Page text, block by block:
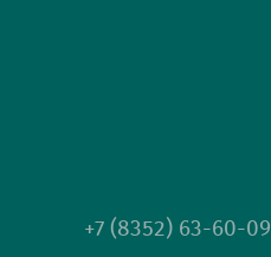
+7 (8352) 63-60-09